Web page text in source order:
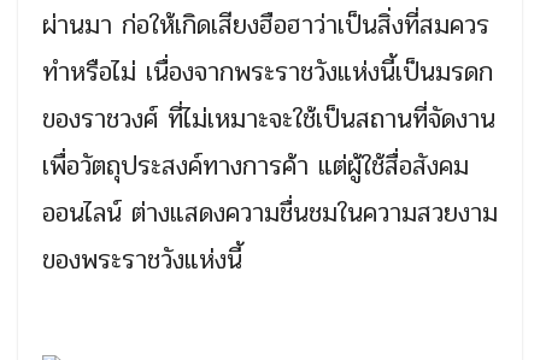
ผ่านมา ก่อให้เกิดเสียงฮือฮาว่าเป็นสิ่งที่สมควร
ทำหรือไม่ เนื่องจากพระราชวังแห่งนี้เป็นมรดก
ของราชวงศ์ ที่ไม่เหมาะจะใช้เป็นสถานที่จัดงาน
เพื่อวัตถุประสงค์ทางการค้า แต่ผู้ใช้สื่อสังคม
ออนไลน์ ต่างแสดงความชื่นชมในความสวยงาม
ของพระราชวังแห่งนี้